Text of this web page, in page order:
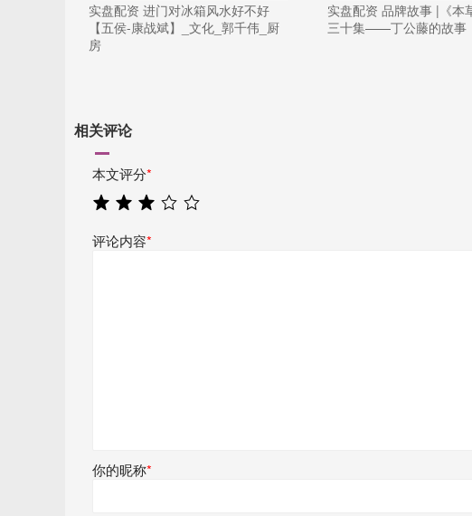
实盘配资 进门对冰箱风水好不好
【五侯-康战斌】_文化_郭千伟_厨
房
实盘配资 品牌故事 |《本
三十集——丁公藤的故事
相关评论
本文评分*
评论内容*
你的昵称*